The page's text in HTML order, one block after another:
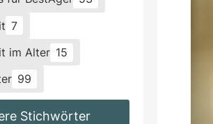
7
im Alter 15
99
Stichwörter